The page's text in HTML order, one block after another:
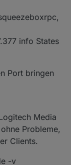
info States
Port bringen
Media
Probleme,
Clients.
-v